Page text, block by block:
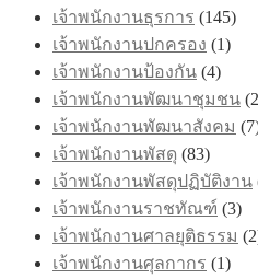
เจ้าพนักงานธุรการ (145)
เจ้าพนักงานปกครอง (1)
เจ้าพนักงานป้องกัน (4)
เจ้าพนักงานพัฒนาชุมชน
เจ้าพนักงานพัฒนาสังคม
เจ้าพนักงานพัสดุ (83)
เจ้าพนักงานพัสดุปฏิบัติงาน
เจ้าพนักงานราชทัณฑ์ (3)
เจ้าพนักงานศาลยุติธรรม
เจ้าพนักงานศุลกากร (1)